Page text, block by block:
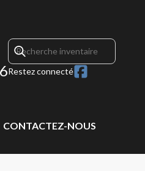
Restez connecté
CONTACTEZ-NOUS